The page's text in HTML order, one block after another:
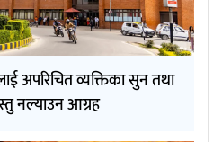
अपरिचित व्यक्तिका सुन तथा
नल्याउन आग्रह